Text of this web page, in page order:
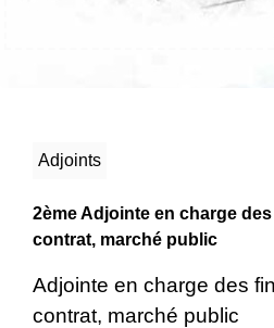
Adjoints
2ème Adjointe en charge
contrat, marché public
Adjointe en charge des
contrat, marché public